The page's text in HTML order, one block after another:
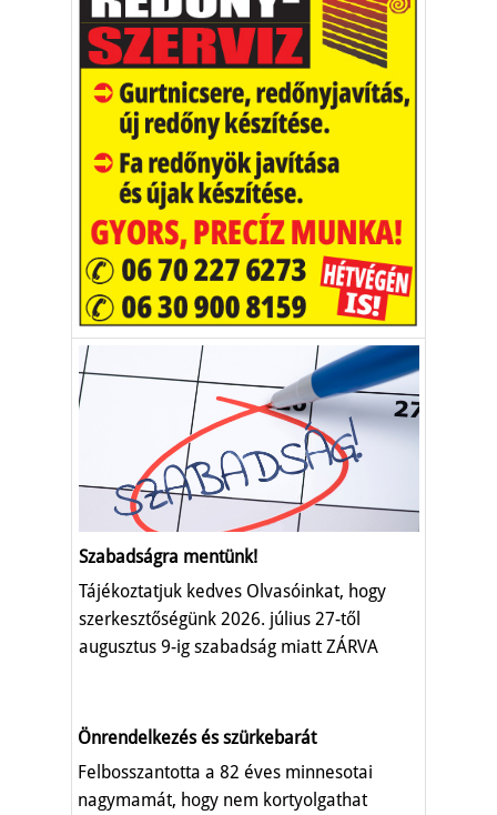
Szabadságra mentünk!
Tájékoztatjuk kedves Olvasóinkat, hogy
szerkesztőségünk 2026. július 27-től
augusztus 9-ig szabadság miatt ZÁRVA
Önrendelkezés és szürkebarát
Felbosszantotta a 82 éves minnesotai
nagymamát, hogy nem kortyolgathat